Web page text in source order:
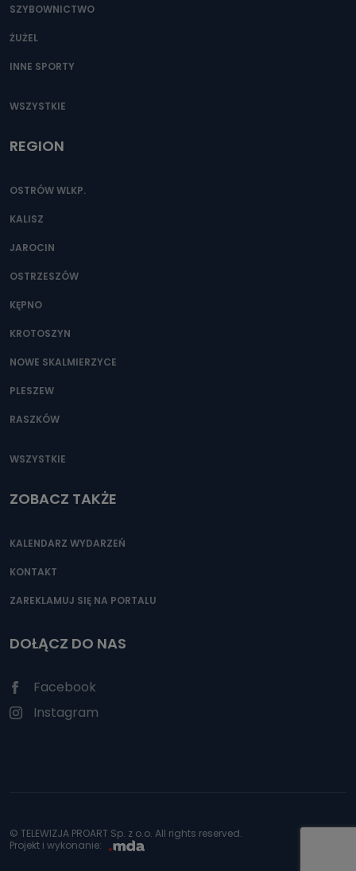
SZYBOWNICTWO
ŻUŻEL
INNE SPORTY
WSZYSTKIE
REGION
OSTRÓW WLKP.
KALISZ
JAROCIN
OSTRZESZÓW
KĘPNO
KROTOSZYN
NOWE SKALMIERZYCE
PLESZEW
RASZKÓW
WSZYSTKIE
ZOBACZ TAKŻE
KALENDARZ WYDARZEŃ
KONTAKT
ZAREKLAMUJ SIĘ NA PORTALU
DOŁĄCZ DO NAS
Facebook
Instagram
© TELEWIZJA PROART Sp. z o.o. All rights reserved.
Projekt i wykonanie: